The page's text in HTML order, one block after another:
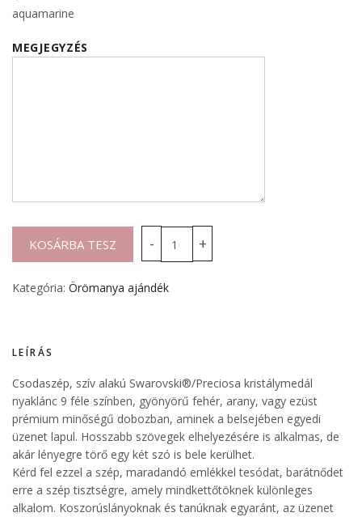
aquamarine
MEGJEGYZÉS
Kategória: Örömanya ajándék
LEÍRÁS
Csodaszép, szív alakú Swarovski®/Preciosa kristálymedál
nyaklánc 9 féle színben, gyönyörű fehér, arany, vagy ezüst
prémium minőségű dobozban, aminek a belsejében egyedi
üzenet lapul. Hosszabb szövegek elhelyezésére is alkalmas, de
akár lényegre törő egy két szó is bele kerülhet.
Kérd fel ezzel a szép, maradandó emlékkel tesódat, barátnődet
erre a szép tisztségre, amely mindkettőtöknek különleges
alkalom. Koszorúslányoknak és tanúknak egyaránt, az üzenet